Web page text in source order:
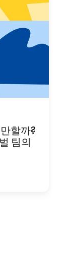
할까?
팀의